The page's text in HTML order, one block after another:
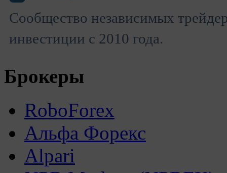
Сообщество независимых
инвестиции с 2010 года.
Брокеры
RoboForex
Альфа Форекс
Alpari